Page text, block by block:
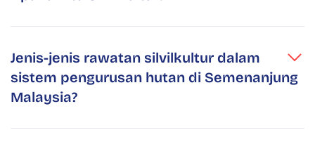
Jenis-jenis rawatan silvilkultur dalam
sistem pengurusan hutan di Semenanjung
Malaysia?